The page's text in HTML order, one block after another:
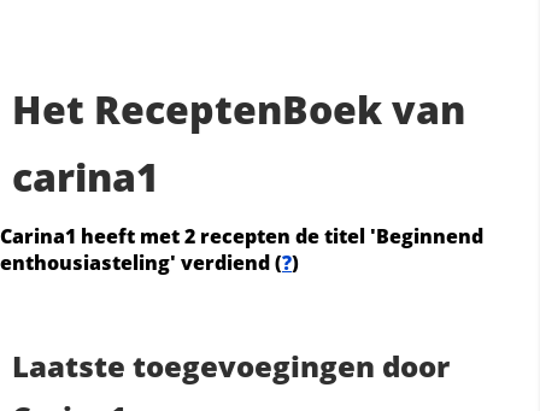
Het ReceptenBoek van
carina1
Carina1 heeft met 2 recepten de titel 'Beginnend
enthousiasteling' verdiend (?)
Laatste toegevoegingen door